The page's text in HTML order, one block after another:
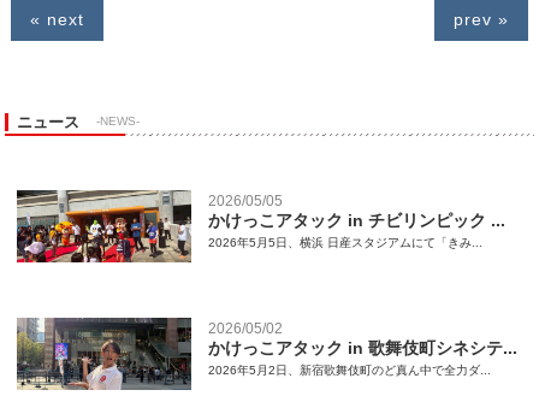
« next prev »
ニュース -NEWS-
2026/05/05
かけっこアタック in チビリンピック ...
2026年5月5日、横浜 日産スタジアムにて「きみ...
2026/05/02
かけっこアタック in 歌舞伎町シネシテ...
2026年5月2日、新宿歌舞伎町のど真ん中で全力ダ...